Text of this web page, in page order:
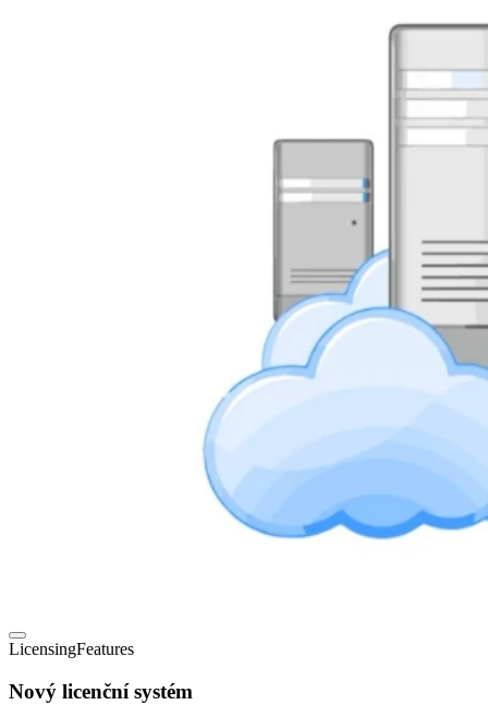
LicensingFeatures
Nový licenční systém